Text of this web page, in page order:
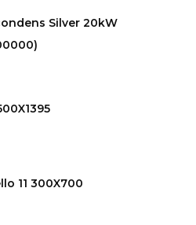
Silver 20kW
11 300X700